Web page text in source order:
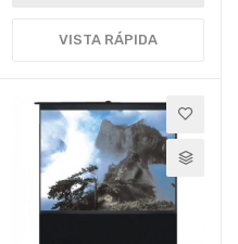
VISTA RÁPIDA